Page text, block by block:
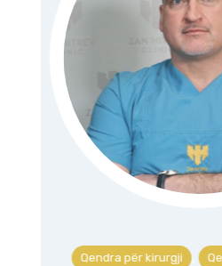
Qendra për kirurgji ,